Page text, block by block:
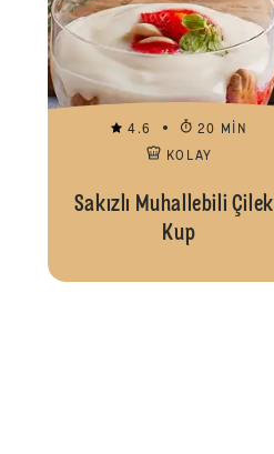
4.6
20 MIN
KOLAY
Sakızlı Muhallebili
Kup